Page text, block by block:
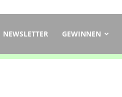
NEWSLETTER GEWINNEN